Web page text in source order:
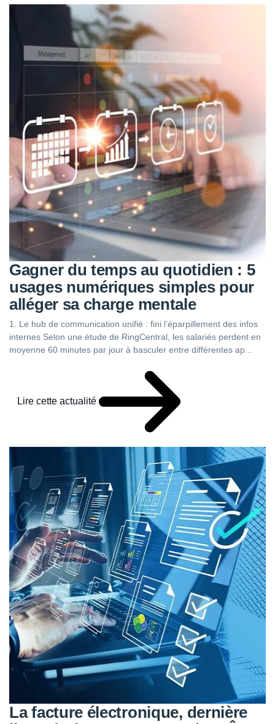
Gagner du temps au quotidien : 5
usages numériques simples pour
alléger sa charge mentale
1. Le hub de communication unifié : fini l’éparpillement des infos
internes Selon une étude de RingCentral, les salariés perdent en
moyenne 60 minutes par jour à basculer entre différentes ap...
Lire cette actualité
La facture électronique, dernière